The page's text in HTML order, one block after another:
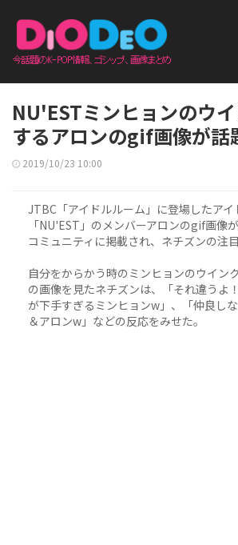
NU'ESTミンヒョンのウ
するアロンのgif画像が話
2019/10/23 10:00
JTBC「アイドルルーム」に登場したアイ
「NU'EST」のメンバーアロンのgif画像
コミュニティに掲載され、ネチズンの注
自分をからかう時のミンヒョンのウイン
の画像を見たネチズンは、「それ違うよ
が下手すぎるミンヒョンw」、「仲良し
＆アロンw」などの反応をみせた。